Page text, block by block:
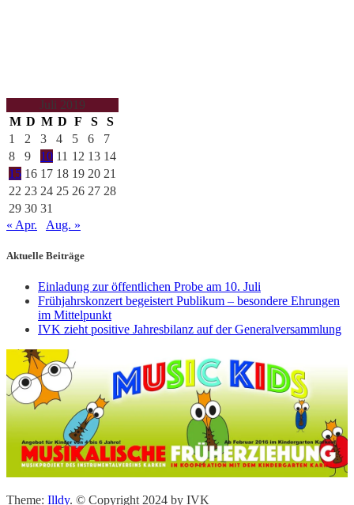
Juli 2019
M D M D F S
S
1
2 3 4 5 6
7
8
9 10 11 12 13 14
15 16 17 18 19 20 21
22 23 24 25 26 27 28
29 30 31
« Apr.
Aug. »
Aktuelle Beiträge
Einladung zur öffentlichen Probe am 10. Juli
Frühjahrskonzert begeistert Publikum – besondere Ehrungen
im Mittelpunkt
IVK zieht positive Jahresbilanz auf der Generalversammlung
Theme: Illdy. © Copyright 2024 by IVK